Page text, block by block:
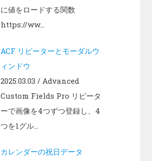
に値をロードする関数
https://ww...
ACF リピーターとモーダルウ
ィンドウ
2025.03.03 / Advanced
Custom Fields Pro リピータ
ーで画像を4つずつ登録し、4
つを1グル...
カレンダーの祝日データ